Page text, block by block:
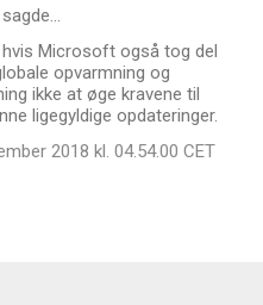
sagde…
Microsoft også tog del
opvarmning og
ikke at øge kravene til
ligegyldige opdateringer.
2018 kl. 04.54.00 CET